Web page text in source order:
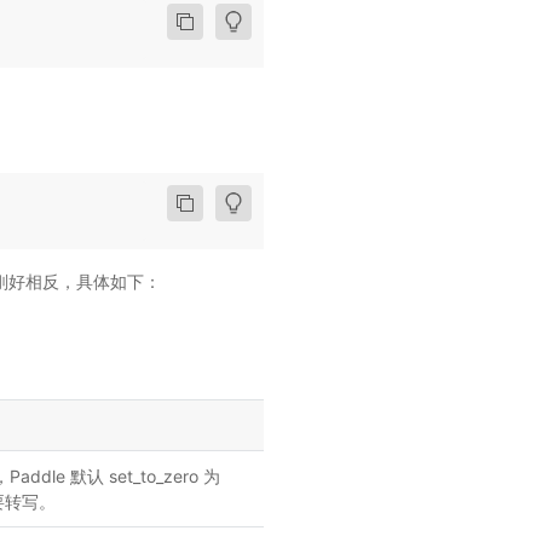
相反，具体如下：
Paddle 默认 set_to_zero 为
写。